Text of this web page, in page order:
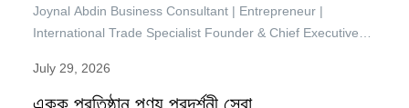
Joynal Abdin Business Consultant | Entrepreneur |
International Trade Specialist Founder & Chief Executive
General, Brazil Bangladesh Chamber of Commerce &
Industry (BBCCI) In today’s highly competitive business
July 29, 2026